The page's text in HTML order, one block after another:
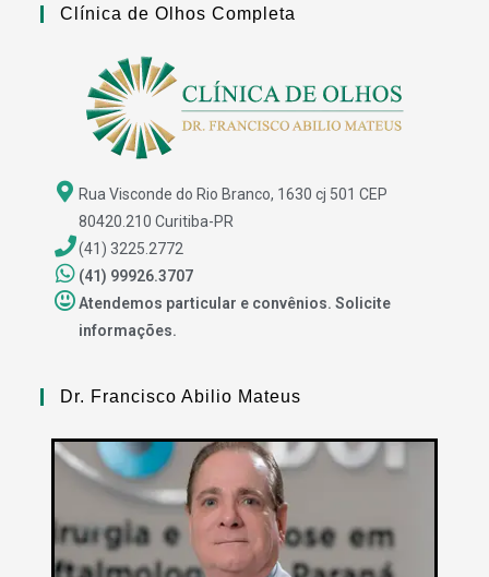
Clínica de Olhos Completa
Rua Visconde do Rio Branco, 1630 cj 501 CEP
80420.210 Curitiba-PR
(41) 3225.2772
(41) 99926.3707
Atendemos particular e convênios. Solicite
informações.
Dr. Francisco Abilio Mateus